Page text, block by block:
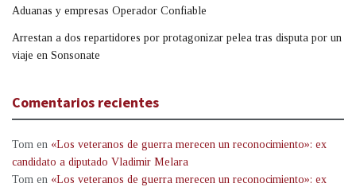
Aduanas y empresas Operador Confiable
Arrestan a dos repartidores por protagonizar pelea tras disputa por un
viaje en Sonsonate
Comentarios recientes
Tom en «Los veteranos de guerra merecen un reconocimiento»: ex
candidato a diputado Vladimir Melara
Tom en «Los veteranos de guerra merecen un reconocimiento»: ex